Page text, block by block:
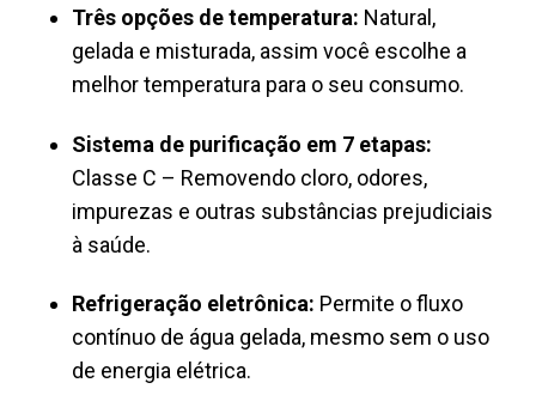
Três opções de temperatura: Natural,
gelada e misturada, assim você escolhe a
melhor temperatura para o seu consumo.
Sistema de purificação em 7 etapas:
Classe C – Removendo cloro, odores,
impurezas e outras substâncias prejudiciais
à saúde.
Refrigeração eletrônica: Permite o fluxo
contínuo de água gelada, mesmo sem o uso
de energia elétrica.